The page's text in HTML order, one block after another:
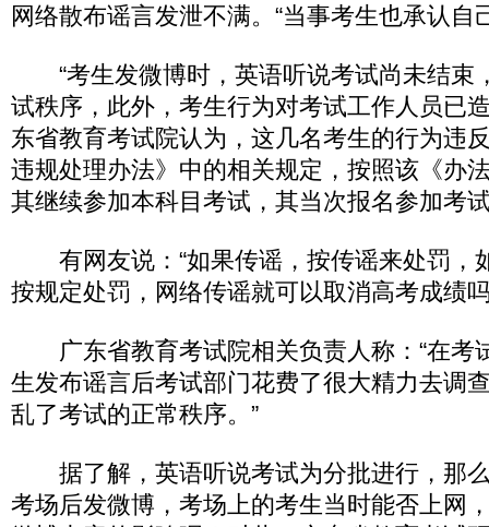
网络散布谣言发泄不满。“当事考生也承认自
“考生发微博时，英语听说考试尚未结束
试秩序，此外，考生行为对考试工作人员已
东省教育考试院认为，这几名考生的行为违
违规处理办法》中的相关规定，按照该《办
其继续参加本科目考试，其当次报名参加考
有网友说：“如果传谣，按传谣来处罚，
按规定处罚，网络传谣就可以取消高考成绩
广东省教育考试院相关负责人称：“在考
生发布谣言后考试部门花费了很大精力去调
乱了考试的正常秩序。”
据了解，英语听说考试为分批进行，那
考场后发微博，考场上的考生当时能否上网